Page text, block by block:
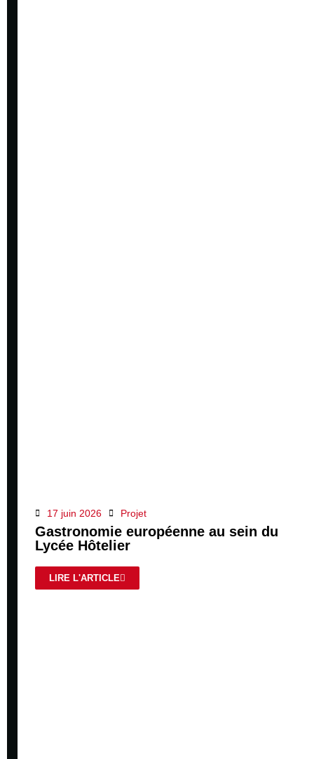
17 juin 2026 Projet
Gastronomie européenne au sein du
Lycée Hôtelier
LIRE L'ARTICLE